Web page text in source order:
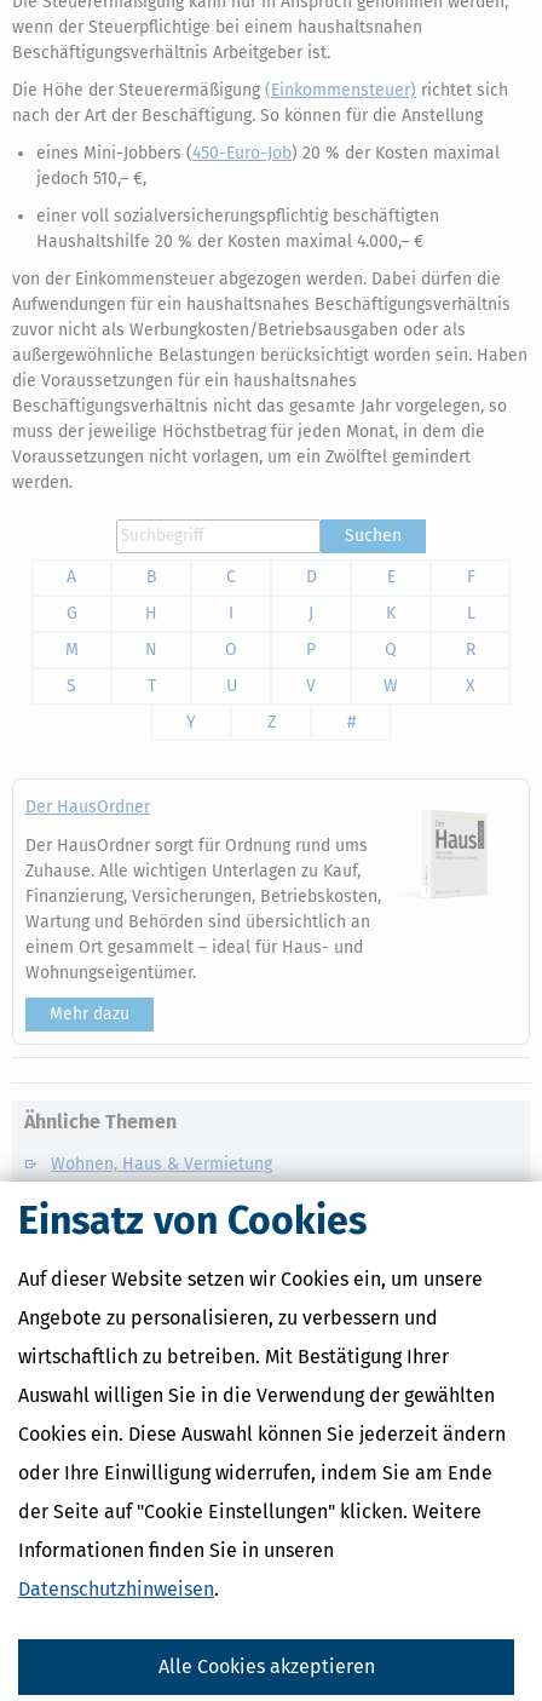
Einsatz von Cookies
Auf dieser Website setzen wir Cookies ein, um unsere
Angebote zu personalisieren, zu verbessern und
wirtschaftlich zu betreiben. Mit Bestätigung Ihrer
Auswahl willigen Sie in die Verwendung der gewählten
Cookies ein. Diese Auswahl können Sie jederzeit ändern
oder Ihre Einwilligung widerrufen, indem Sie am Ende
der Seite auf "Cookie Einstellungen" klicken. Weitere
Informationen finden Sie in unseren
Datenschutzhinweisen.
Alle Cookies akzeptieren
wenn der Steuerpflichtige bei einem haushaltsnahen
Beschäftigungsverhältnis Arbeitgeber ist.
Die Höhe der Steuerermäßigung (Einkommensteuer) richtet sich
nach der Art der Beschäftigung. So können für die Anstellung
eines Mini-Jobbers (450-Euro-Job) 20 % der Kosten maximal
jedoch 510,– €,
einer voll sozialversicherungspflichtig beschäftigten
Haushaltshilfe 20 % der Kosten maximal 4.000,– €
von der Einkommensteuer abgezogen werden. Dabei dürfen die
Aufwendungen für ein haushaltsnahes Beschäftigungsverhältnis
zuvor nicht als Werbungkosten/Betriebsausgaben oder als
außergewöhnliche Belastungen berücksichtigt worden sein. Haben
die Voraussetzungen für ein haushaltsnahes
Beschäftigungsverhältnis nicht das gesamte Jahr vorgelegen, so
muss der jeweilige Höchstbetrag für jeden Monat, in dem die
Voraussetzungen nicht vorlagen, um ein Zwölftel gemindert
werden.
Suchen
A
B C D E
F
G
H I J K
L
M
N O P Q
R
S
T U V W
X
Y
Z #
Der HausOrdner
Der HausOrdner sorgt für Ordnung rund ums
Zuhause. Alle wichtigen Unterlagen zu Kauf,
Finanzierung, Versicherungen, Betriebskosten,
Wartung und Behörden sind übersichtlich an
einem Ort gesammelt – ideal für Haus- und
Wohnungseigentümer.
Mehr dazu
Ähnliche Themen
Wohnen, Haus & Vermietung
Verwandte Begriffe
Haushaltsnahe Dienstleistung
Haushaltsnahes
Beschäftigungsverhältnis